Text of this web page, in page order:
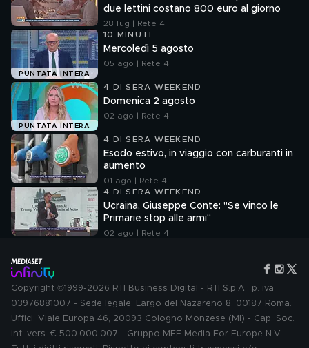
due lettini costano 800 euro al giorno
28 lug | Rete 4
PUNTATA INTERA
10 MINUTI
Mercoledì 5 agosto
05 ago | Rete 4
PUNTATA INTERA
4 DI SERA WEEKEND
Domenica 2 agosto
02 ago | Rete 4
4 DI SERA WEEKEND
Esodo estivo, in viaggio con carburanti in
aumento
01 ago | Rete 4
4 DI SERA WEEKEND
Ucraina, Giuseppe Conte: "Se vinco le
Primarie stop alle armi"
02 ago | Rete 4
Copyright ©1999-2026 RTI Business Digital - RTI S.p.A.: p. iva
03976881007 - Sede legale: Largo del Nazareno 8, 00187 Roma.
Uffici: Viale Europa 46, 20093 Cologno Monzese (MI) - Cap. Soc.
int. vers. € 500.000.007 - Gruppo MFE Media For Europe N.V. -